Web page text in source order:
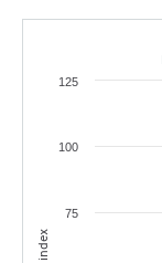
index
75
100
125